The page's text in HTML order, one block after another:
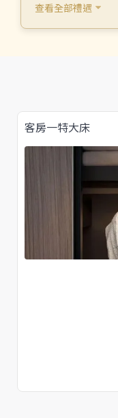
查看全部禮遇
客房一特大床